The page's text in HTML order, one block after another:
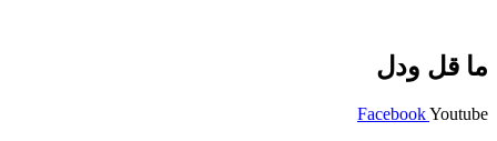
ما قل ودل
FacebookYoutube